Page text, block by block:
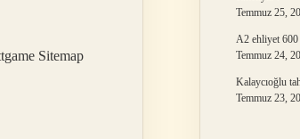
Sitemap
Temmuz 25,
A2 ehliyet
Temmuz 24,
Kalaycıoğlu
Temmuz 23,